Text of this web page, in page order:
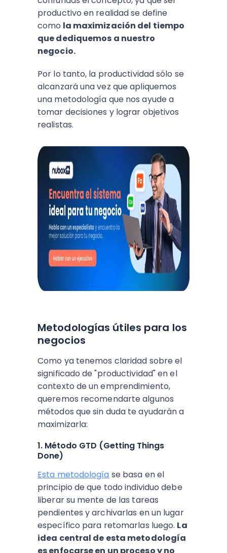
productivo en realidad se define
como la maximización del tiempo
que dediquemos a nuestro
negocio.
Por lo tanto, la productividad sólo se
alcanzará una vez que apliquemos
una metodología que nos ayude a
tomar decisiones y lograr objetivos
realistas.
Metodologías útiles para los
negocios
Como ya tenemos claridad sobre el
significado de "productividad" en el
contexto de un emprendimiento,
queremos recomendarte algunos
métodos que sin duda te ayudarán a
maximizarla:
1. Método GTD (Getting Things
Done)
Esta metodología se basa en el
principio de que todo individuo debe
liberar su mente de las tareas
pendientes y archivarlas en un lugar
específico para retomarlas luego. La
idea central de esta metodología